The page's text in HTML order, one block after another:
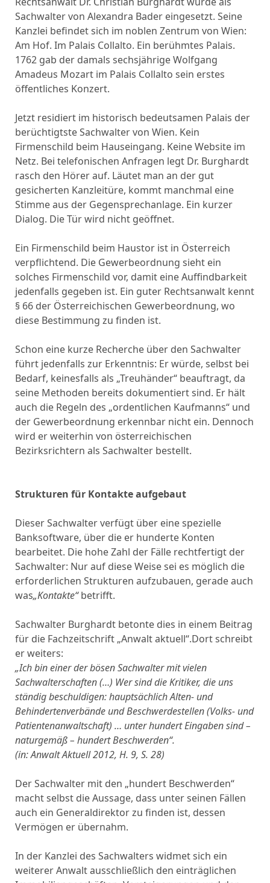
Sachwalter von Alexandra Bader eingesetzt. Seine
Kanzlei befindet sich im noblen Zentrum von Wien:
Am Hof. Im Palais Collalto. Ein berühmtes Palais.
1762 gab der damals sechsjährige Wolfgang
Amadeus Mozart im Palais Collalto sein erstes
öffentliches Konzert.
Jetzt residiert im historisch bedeutsamen Palais der
berüchtigtste Sachwalter von Wien. Kein
Firmenschild beim Hauseingang. Keine Website im
Netz. Bei telefonischen Anfragen legt Dr. Burghardt
rasch den Hörer auf. Läutet man an der gut
gesicherten Kanzleitüre, kommt manchmal eine
Stimme aus der Gegensprechanlage. Ein kurzer
Dialog. Die Tür wird nicht geöffnet.
Ein Firmenschild beim Haustor ist in Österreich
verpflichtend. Die Gewerbeordnung sieht ein
solches Firmenschild vor, damit eine Auffindbarkeit
jedenfalls gegeben ist. Ein guter Rechtsanwalt kennt
§ 66 der Österreichischen Gewerbeordnung, wo
diese Bestimmung zu finden ist.
Schon eine kurze Recherche über den Sachwalter
führt jedenfalls zur Erkenntnis: Er würde, selbst bei
Bedarf, keinesfalls als „Treuhänder“ beauftragt, da
seine Methoden bereits dokumentiert sind. Er hält
auch die Regeln des „ordentlichen Kaufmanns“ und
der Gewerbeordnung erkennbar nicht ein. Dennoch
wird er weiterhin von österreichischen
Bezirksrichtern als Sachwalter bestellt.
Strukturen für Kontakte aufgebaut
Dieser Sachwalter verfügt über eine spezielle
Banksoftware, über die er hunderte Konten
bearbeitet. Die hohe Zahl der Fälle rechtfertigt der
Sachwalter: Nur auf diese Weise sei es möglich die
erforderlichen Strukturen aufzubauen, gerade auch
was„Kontakte“betrifft.
Sachwalter Burghardt betonte dies in einem Beitrag
für die Fachzeitschrift „Anwalt aktuell“.Dort schreibt
er weiters:
„Ich bin einer der bösen Sachwalter mit vielen
Sachwalterschaften (…) Wer sind dieKritiker, die uns
ständig beschuldigen: hauptsächlich Alten- und
Behindertenverbände und Beschwerdestellen (Volks- und
Patientenanwaltschaft) … unter hundert Eingaben sind –
naturgemäß – hundert Beschwerden“.
(in: Anwalt Aktuell 2012, H. 9, S. 28)
Der Sachwalter mit den „hundert Beschwerden“
macht selbst die Aussage, dass unter seinen Fällen
auch ein Generaldirektor zu finden ist, dessen
Vermögen er übernahm.
In der Kanzlei des Sachwalters widmet sich ein
weiterer Anwalt ausschließlich den einträglichen